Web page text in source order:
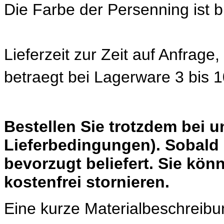
Die Farbe der Persenning ist
Lieferzeit zur Zeit auf
betraegt bei Lagerware 3 bis
Bestellen Sie trotzdem bei
Lieferbedingungen).
bevorzugt beliefert. Sie
kostenfrei stornieren.
Eine kurze